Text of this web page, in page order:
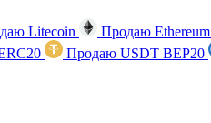
Litecoin Продаю Ethereum
Продаю USDT BEP20